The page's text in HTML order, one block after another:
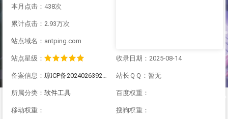
本月点击：438次
累计点击：2.93万次
站点域名：antping.com
站点星级： 收录日期：2025-08-14
备案信息： 琼ICP备2024026392号-6 站长ＱＱ：暂无
所属分类： 软件工具 百度权重：
移动权重： 搜狗权重：